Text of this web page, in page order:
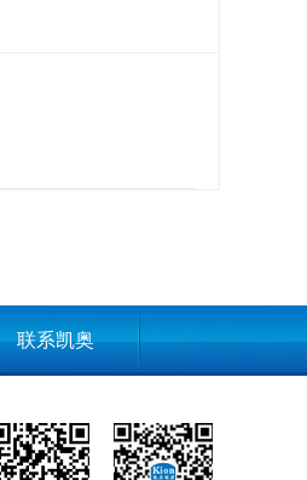
联系凯奥